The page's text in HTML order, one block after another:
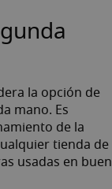
la opción de
mano. Es
de la
tienda de
usadas en buen